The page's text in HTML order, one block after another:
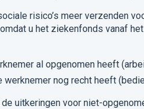
risico’s meer verzenden
u het ziekenfonds vanaf
al opgenomen heeft
werknemer nog recht heeft
uitkeringen voor niet-